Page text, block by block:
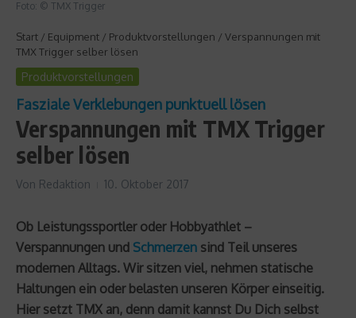
Foto: © TMX Trigger
Start / Equipment / Produktvorstellungen / Verspannungen mit
TMX Trigger selber lösen
Produktvorstellungen
Fasziale Verklebungen punktuell lösen
Verspannungen mit TMX Trigger
selber lösen
Von Redaktion 10. Oktober 2017
Ob Leistungssportler oder Hobbyathlet –
Verspannungen und Schmerzen sind Teil unseres
modernen Alltags. Wir sitzen viel, nehmen statische
Haltungen ein oder belasten unseren Körper einseitig.
Hier setzt TMX an, denn damit kannst Du Dich selbst